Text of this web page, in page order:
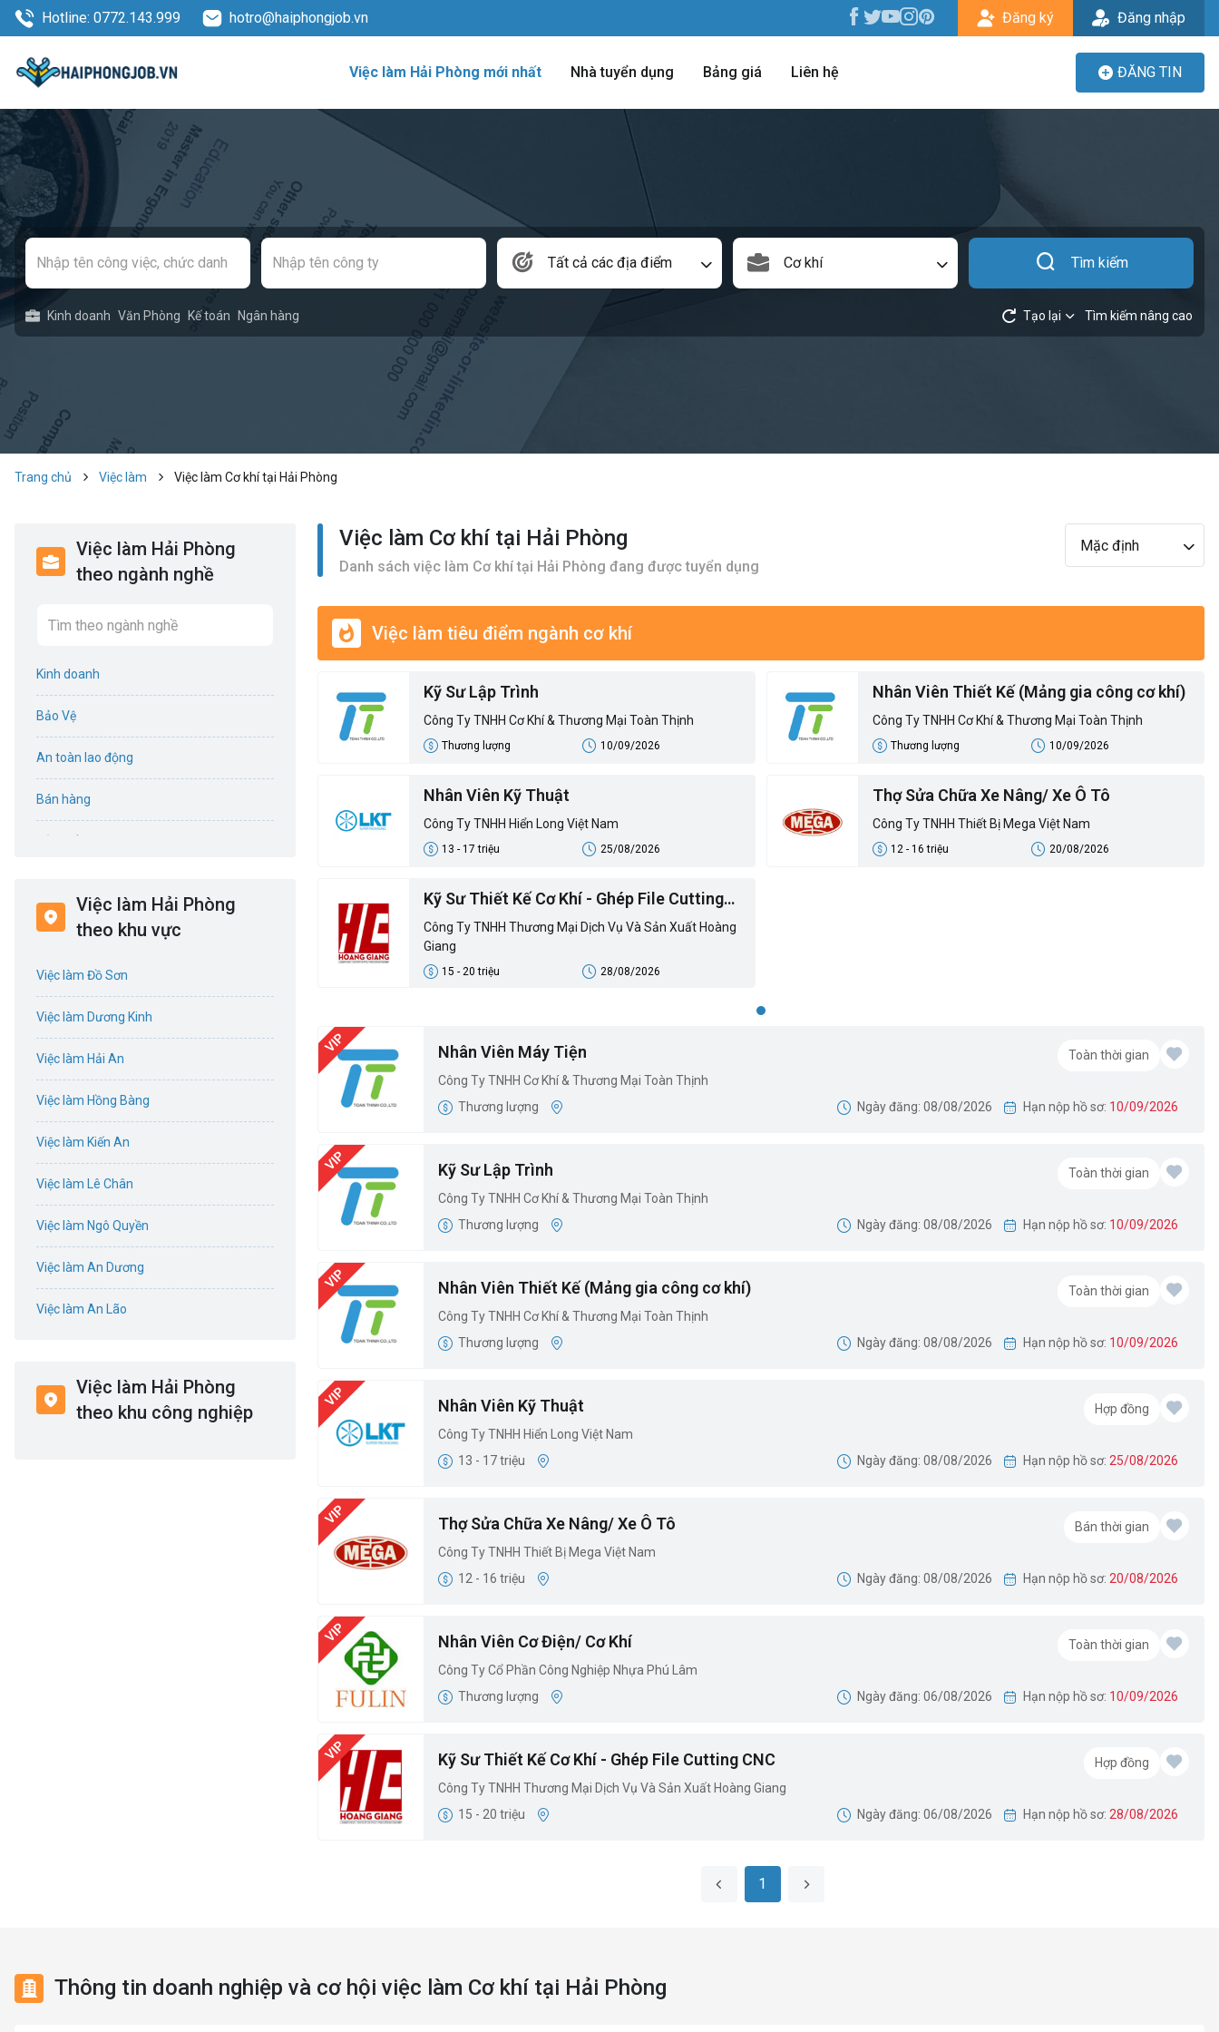
Hotline: 0772.143.999 hotro@haiphongjob.vn Đăng ký Đăng nhập
Việc làm Hải Phòng mới nhất Nhà tuyển dụng Bảng giá Liên hệ ĐĂNG TIN
Tất cả các địa điểm Cơ khí Tìm kiếm
Kinh doanh Văn Phòng Kế toán Ngân hàng Tạo lại Tìm kiếm nâng cao
Trang chủ Việc làm Việc làm Cơ khí tại Hải Phòng
Việc làm Hải Phòng
theo ngành nghề
Kinh doanh
Bảo Vệ
An toàn lao động
Bán hàng
Biên phiên dịch
Bưu chính viễn thông
Công nghệ sinh học
Công nghệ thực phẩm
Văn Phòng
Việc làm Hải Phòng
theo khu vực
Việc làm Đồ Sơn
Việc làm Dương Kinh
Việc làm Hải An
Việc làm Hồng Bàng
Việc làm Kiến An
Việc làm Lê Chân
Việc làm Ngô Quyền
Việc làm An Dương
Việc làm An Lão
Việc làm Cát Hải
Việc làm Đông Hải
Việc làm Hải Phòng
theo khu công nghiệp
Việc làm Cơ khí tại Hải Phòng
Danh sách việc làm Cơ khí tại Hải Phòng đang được tuyển dụng
Mặc định
Việc làm tiêu điểm ngành cơ khí
Kỹ Sư Lập Trình
Công Ty TNHH Cơ Khí & Thương Mại Toàn Thịnh
Thương lượng 10/09/2026
Nhân Viên Thiết Kế (Mảng gia công cơ khí)
Công Ty TNHH Cơ Khí & Thương Mại Toàn Thịnh
Thương lượng 10/09/2026
Nhân Viên Kỹ Thuật
Công Ty TNHH Hiển Long Việt Nam
13 - 17 triệu 25/08/2026
Thợ Sửa Chữa Xe Nâng/ Xe Ô Tô
Công Ty TNHH Thiết Bị Mega Việt Nam
12 - 16 triệu 20/08/2026
Kỹ Sư Thiết Kế Cơ Khí - Ghép File Cutting
CNC
Công Ty TNHH Thương Mại Dịch Vụ Và Sản Xuất Hoàng
Giang
15 - 20 triệu 28/08/2026
Nhân Viên Máy Tiện
Công Ty TNHH Cơ Khí & Thương Mại Toàn Thịnh
Toàn thời gian
Thương lượng Ngày đăng: 08/08/2026 Hạn nộp hồ sơ: 10/09/2026
Kỹ Sư Lập Trình
Công Ty TNHH Cơ Khí & Thương Mại Toàn Thịnh
Toàn thời gian
Thương lượng Ngày đăng: 08/08/2026 Hạn nộp hồ sơ: 10/09/2026
Nhân Viên Thiết Kế (Mảng gia công cơ khí)
Công Ty TNHH Cơ Khí & Thương Mại Toàn Thịnh
Toàn thời gian
Thương lượng Ngày đăng: 08/08/2026 Hạn nộp hồ sơ: 10/09/2026
Nhân Viên Kỹ Thuật
Công Ty TNHH Hiển Long Việt Nam
Hợp đồng
13 - 17 triệu Ngày đăng: 08/08/2026 Hạn nộp hồ sơ: 25/08/2026
Thợ Sửa Chữa Xe Nâng/ Xe Ô Tô
Công Ty TNHH Thiết Bị Mega Việt Nam
Bán thời gian
12 - 16 triệu Ngày đăng: 08/08/2026 Hạn nộp hồ sơ: 20/08/2026
Nhân Viên Cơ Điện/ Cơ Khí
Công Ty Cổ Phần Công Nghiệp Nhựa Phú Lâm
Toàn thời gian
Thương lượng Ngày đăng: 06/08/2026 Hạn nộp hồ sơ: 10/09/2026
Kỹ Sư Thiết Kế Cơ Khí - Ghép File Cutting CNC
Công Ty TNHH Thương Mại Dịch Vụ Và Sản Xuất Hoàng Giang
Hợp đồng
15 - 20 triệu Ngày đăng: 06/08/2026 Hạn nộp hồ sơ: 28/08/2026
1
Thông tin doanh nghiệp và cơ hội việc làm Cơ khí tại Hải Phòng